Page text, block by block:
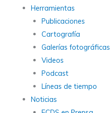
Herramientas
Publicaciones
Cartografía
Galerías fotográficas
Videos
Podcast
Líneas de tiempo
Noticias